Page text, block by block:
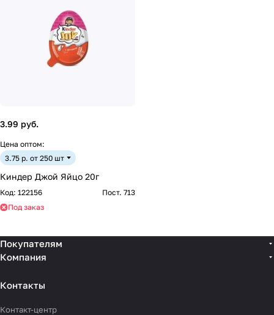
3.99 руб.
Цена оптом:
3.75 р. от 250 шт
Киндер Джой Яйцо 20г
Код: 122156
Пост. 713
Под заказ
Покупателям
Компания
Контакты
Контакт-центр